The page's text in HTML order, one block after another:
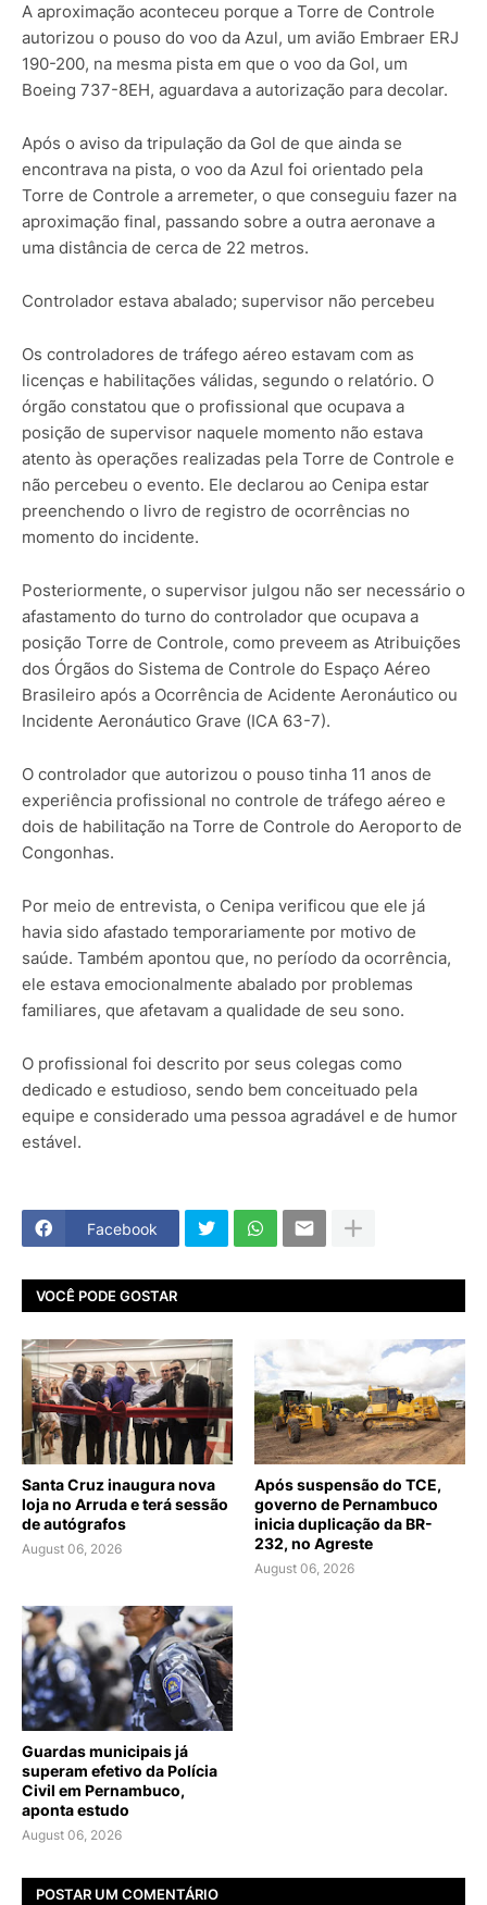
A aproximação aconteceu porque a Torre de Controle
autorizou o pouso do voo da Azul, um avião Embraer ERJ
190-200, na mesma pista em que o voo da Gol, um
Boeing 737-8EH, aguardava a autorização para decolar.
Após o aviso da tripulação da Gol de que ainda se
encontrava na pista, o voo da Azul foi orientado pela
Torre de Controle a arremeter, o que conseguiu fazer na
aproximação final, passando sobre a outra aeronave a
uma distância de cerca de 22 metros.
Controlador estava abalado; supervisor não percebeu
Os controladores de tráfego aéreo estavam com as
licenças e habilitações válidas, segundo o relatório. O
órgão constatou que o profissional que ocupava a
posição de supervisor naquele momento não estava
atento às operações realizadas pela Torre de Controle e
não percebeu o evento. Ele declarou ao Cenipa estar
preenchendo o livro de registro de ocorrências no
momento do incidente.
Posteriormente, o supervisor julgou não ser necessário o
afastamento do turno do controlador que ocupava a
posição Torre de Controle, como preveem as Atribuições
dos Órgãos do Sistema de Controle do Espaço Aéreo
Brasileiro após a Ocorrência de Acidente Aeronáutico ou
Incidente Aeronáutico Grave (ICA 63-7).
O controlador que autorizou o pouso tinha 11 anos de
experiência profissional no controle de tráfego aéreo e
dois de habilitação na Torre de Controle do Aeroporto de
Congonhas.
Por meio de entrevista, o Cenipa verificou que ele já
havia sido afastado temporariamente por motivo de
saúde. Também apontou que, no período da ocorrência,
ele estava emocionalmente abalado por problemas
familiares, que afetavam a qualidade de seu sono.
O profissional foi descrito por seus colegas como
dedicado e estudioso, sendo bem conceituado pela
equipe e considerado uma pessoa agradável e de humor
estável.
Facebook
VOCÊ PODE GOSTAR
Santa Cruz inaugura nova
loja no Arruda e terá sessão
de autógrafos
August 06, 2026
Após suspensão do TCE,
governo de Pernambuco
inicia duplicação da BR-
232, no Agreste
August 06, 2026
Guardas municipais já
superam efetivo da Polícia
Civil em Pernambuco,
aponta estudo
August 06, 2026
POSTAR UM COMENTÁRIO